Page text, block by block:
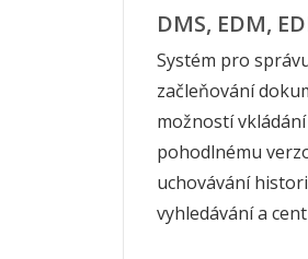
DMS, EDM,
Systém pro
začleňování
možností
pohodlnému
uchovávání
vyhledávání a